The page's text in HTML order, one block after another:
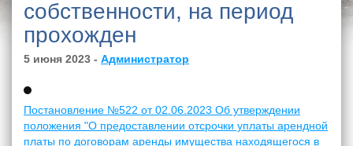
собственности, на период
прохожден
5 июня 2023 - Администратор
Постановление №522 от 02.06.2023 Об утверждении
положения "О предоставлении отсрочки уплаты арендной
платы по договорам аренды имущества находящегося в